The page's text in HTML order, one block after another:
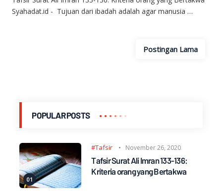
Syahadat.id - Tujuan dari ibadah adalah agar manusia …
Postingan Lama
POPULAR POSTS
#Tafsir November 26, 2020
Tafsir Surat Ali Imran 133-136:
Kriteria orang yang Bertakwa